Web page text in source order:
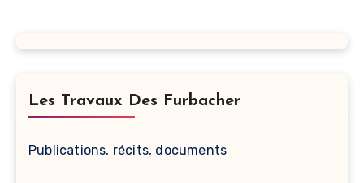
Les Travaux Des Furbacher
Publications, récits, documents